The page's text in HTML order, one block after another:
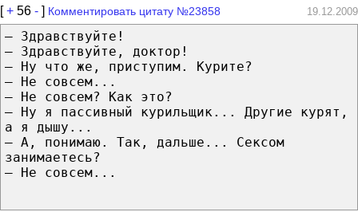
[+ 56 - ] Комментировать цитату №23858 19.12.2009
— Здравствуйте!
— Здравствуйте, доктор!
— Ну что же, приступим. Курите?
— Не совсем...
— Не совсем? Как это?
— Ну я пассивный курильщик... Другие курят,
а я дышу...
— А, понимаю. Так, дальше... Сексом
занимаетесь?
— Не совсем...